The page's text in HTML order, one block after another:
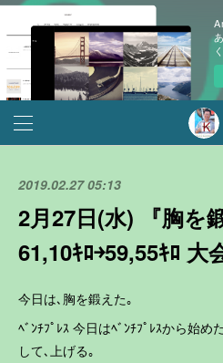
2019.02.27 05:13
2月27日(水) 『胸を
61,10ｷﾛ￫59,55ｷﾛ 大
今日は､胸を鍛えた｡
ﾍﾞﾝﾁﾌﾟﾚｽ 今日はﾍﾞﾝﾁﾌﾟﾚｽから始め
して､上げる｡